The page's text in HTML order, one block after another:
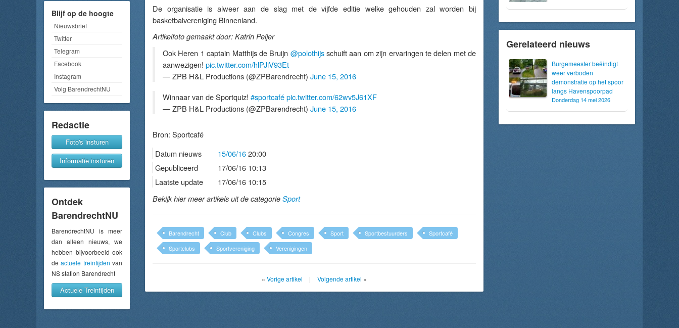
Blijf op de hoogte
Nieuwsbrief
Twitter
Telegram
Facebook
Instagram
Volg BarendrechtNU
Redactie
Foto's insturen
Informatie insturen
Ontdek
BarendrechtNU
BarendrechtNU is meer
dan alleen nieuws, we
hebben bijvoorbeeld ook
deactuele treintijden van
NS station Barendrecht
Actuele Treintijden
De organisatie is alweer aan de slag met de vijfde editie welke gehouden zal worden bij
basketbalvereniging Binnenland.
Artikelfoto gemaakt door: Katrin Peijer
Ook Heren 1 captain Matthijs de Bruijn @polothijsschuift aan om zijn ervaringen te delen met de
aanwezigen! pic.twitter.com/hlPJiV93Et
— ZPB H&L Productions (@ZPBarendrecht) June 15, 2016
Winnaar van de Sportquiz! #sportcafépic.twitter.com/62wv5J61XF
— ZPB H&L Productions (@ZPBarendrecht) June 15, 2016
Bron: Sportcafé
Datum nieuws
15/06/1620:00
Gepubliceerd
17/06/16 10:13
Laatste update
17/06/16 10:15
Bekijk hier meer artikels uit de categorie Sport
Barendrecht Club Clubs Congres Sport Sportbestuurders
Sportcafé
Sportclubs
Sportvereniging Verenigingen
« Vorige artikel | Volgende artikel »
Gerelateerd nieuws
Burgemeester beëindigt
weer verboden
demonstratie op het spoor
langs Havenspoorpad
Donderdag 14 mei 2026